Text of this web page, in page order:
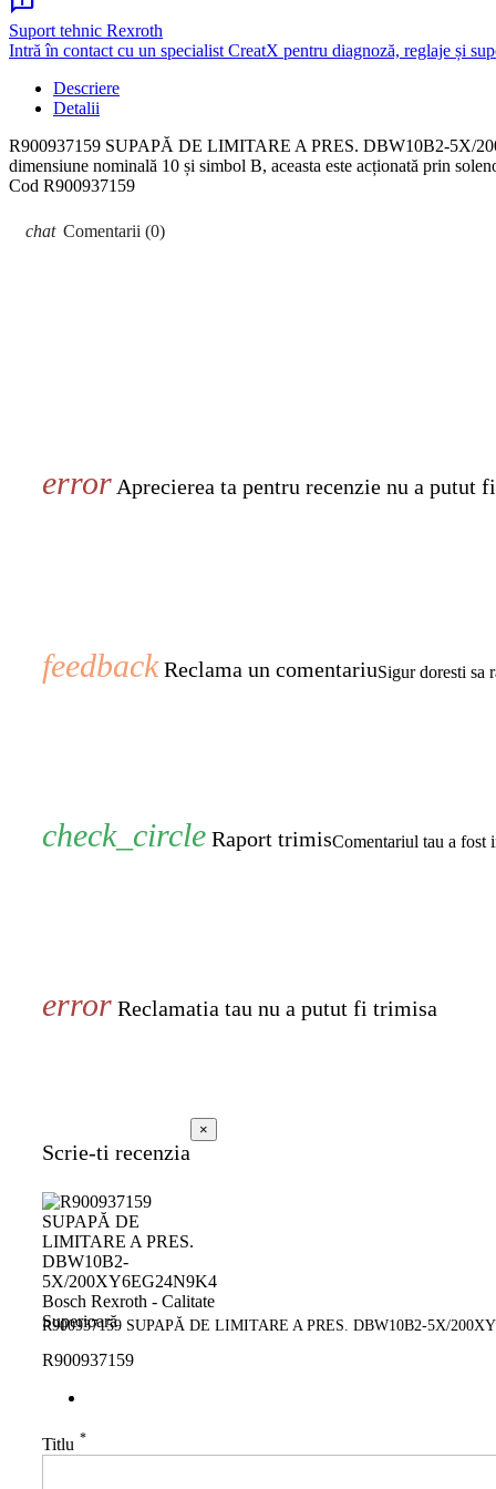
Suport tehnic Rexroth
Intră în contact cu un specialist CreatX pentru diagnoză, reglaje și
Descriere
Detalii
R900937159 SUPAPĂ DE LIMITARE A PRES. DBW10B2-5X/
dimensiune nominală 10 și simbol B, aceasta este acționată prin
Cod R900937159
Comentarii (0)
Aprecierea ta pentru recenzie nu a putut
Reclama un comentariuSigur doresti sa
Raport trimisComentariul tau a fost
Reclamatia tau nu a putut fi trimisa
Scrie-ti recenzia
×
R900937159 SUPAPĂ DE LIMITARE A PRES. DBW10B2-5X/
R900937159
Titlu *